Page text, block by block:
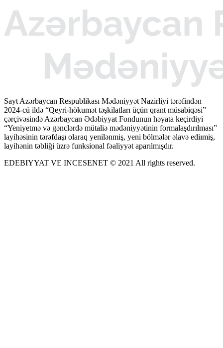
Sayt Azərbaycan Respublikası Mədəniyyət Nazirliyi tərəfindən
2024-cü ildə “Qeyri-hökumət təşkilatları üçün qrant müsabiqəsi”
çərçivəsində Azərbaycan Ədəbiyyat Fondunun həyata keçirdiyi
“Yeniyetmə və gənclərdə mütaliə mədəniyyətinin formalaşdırılması”
layihəsinin tərəfdaşı olaraq yenilənmiş, yeni bölmələr əlavə ediımiş,
layihənin təbliği üzrə funksional fəaliyyət aparılmışdır.
EDEBIYYAT VE INCESENET © 2021 All rights reserved.